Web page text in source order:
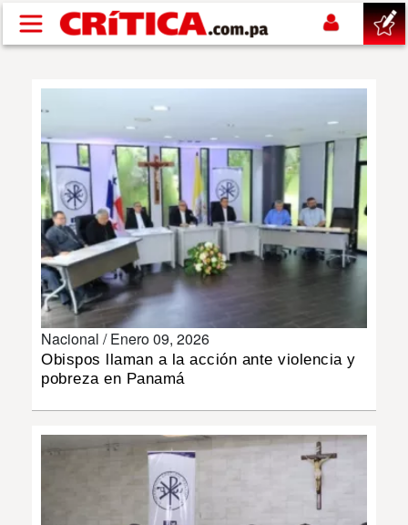
Pasar al contenido principal
NACIONAL
POLÍTICA
SHOW
DEPORTES
MUNDO
Nacional /Enero 09, 2026
Obispos llaman a la acción ante violencia y
pobreza en Panamá